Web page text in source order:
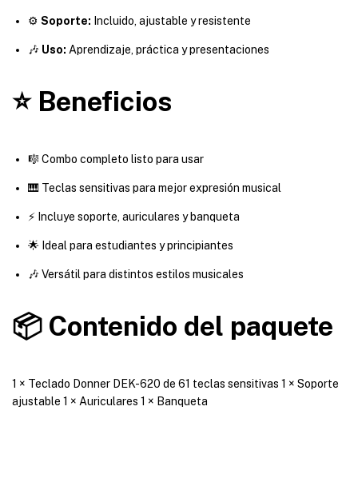
⚙️ Soporte: Incluido, ajustable y resistente
🎶 Uso: Aprendizaje, práctica y presentaciones
⭐ Beneficios
🎼 Combo completo listo para usar
🎹 Teclas sensitivas para mejor expresión musical
⚡ Incluye soporte, auriculares y banqueta
🌟 Ideal para estudiantes y principiantes
🎶 Versátil para distintos estilos musicales
📦 Contenido del paquete
1 × Teclado Donner DEK-620 de 61 teclas sensitivas 1 × Soporte
ajustable 1 × Auriculares 1 × Banqueta